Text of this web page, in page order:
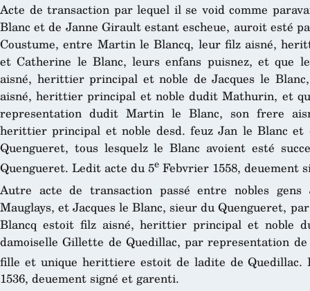
Acte de transaction par lequel il se void comme
Blanc et de Janne Girault estant escheue, auroit esté
Coustume, entre Martin le Blancq, leur filz aisné,
et Catherine le Blanc, leurs enfans puisnez, et que
aisné, herittier principal et noble de Jacques le
aisné, herittier principal et noble dudit Mathurin, et
representation dudit Martin le Blanc, son frere
herittier principal et noble desd. feuz Jan le Blanc
Quengueret, tous lesquelz le Blanc avoient esté
Quengueret. Ledit acte du 5e Febvrier 1558, deuement
Autre acte de transaction passé entre nobles
Mauglays, et Jacques le Blanc, sieur du Quengueret,
Blancq estoit filz aisné, herittier principal et noble
damoiselle Gillette de Quedillac, par representation
fille et unique herittiere estoit de ladite de Quedillac.
1536, deuement signé et garenti.